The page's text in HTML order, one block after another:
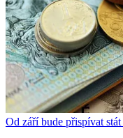
Od září bude přispívat